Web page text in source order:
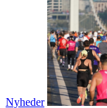
Nyheder